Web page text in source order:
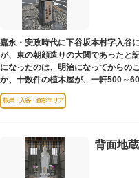
嘉永・安政時代に下谷坂本村字入谷
が、東の朝顔造りの大関であったと
になったのは、明治になってからの
か、十数件の植木屋が、一軒500～
りをはじめました。
根岸・入谷・金杉エリア
背面地蔵